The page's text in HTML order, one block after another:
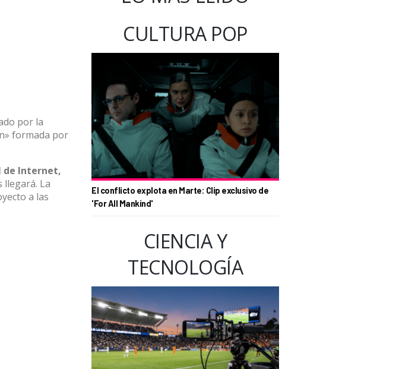
por la
formada por
de Internet,
llegará. La
a las
CULTURA POP
El conflicto explota en Marte: Clip exclusivo de
'For All Mankind'
CIENCIA Y
TECNOLOGÍA